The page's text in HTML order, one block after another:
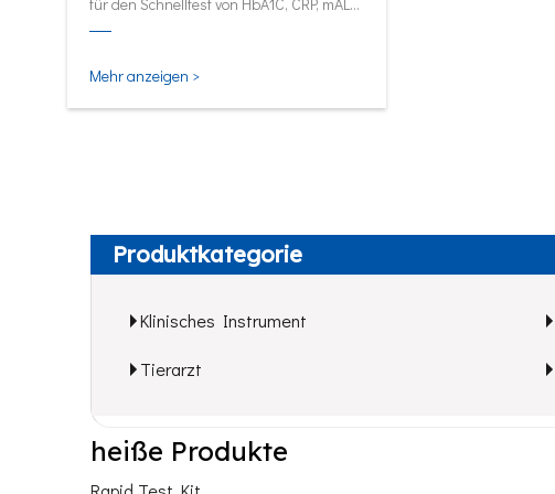
und SAA.
Mehr anzeigen >
Produktkategorie
Klinisches Instrument
Tierarzt
heiße Produkte